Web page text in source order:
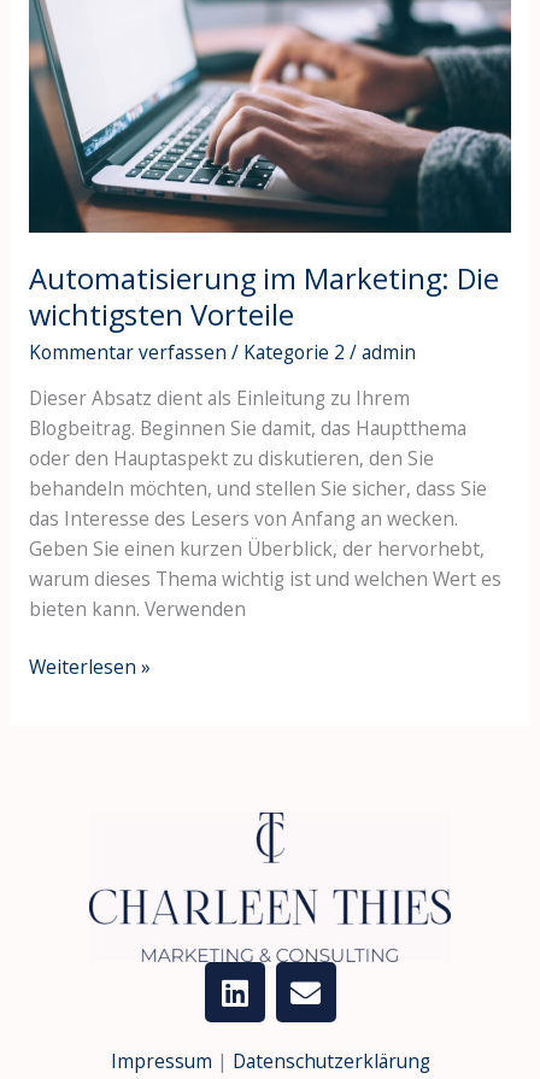
Automatisierung im Marketing: Die
wichtigsten Vorteile
Kommentar verfassen / Kategorie 2 /admin
Dieser Absatz dient als Einleitung zu Ihrem
Blogbeitrag. Beginnen Sie damit, das Hauptthema
oder den Hauptaspekt zu diskutieren, den Sie
behandeln möchten, und stellen Sie sicher, dass Sie
das Interesse des Lesers von Anfang an wecken.
Geben Sie einen kurzen Überblick, der hervorhebt,
warum dieses Thema wichtig ist und welchen Wert es
bieten kann. Verwenden
Die
wichtigsten
Vorteile
Weiterlesen »
L
i
n
k
E
n
v
e
Impressum | Datenschutzerklärung